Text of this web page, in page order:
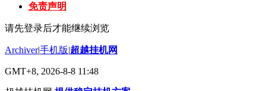
免责声明
请先登录后才能继续浏览
Archiver|手机版|超越挂机网
GMT+8, 2026-8-8 11:48